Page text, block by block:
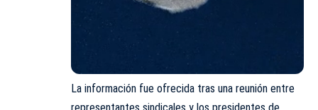
La información fue ofrecida tras una reunión entre